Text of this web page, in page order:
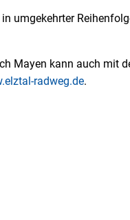
umgekehrter
Mayen kann auch mit
radweg.de.